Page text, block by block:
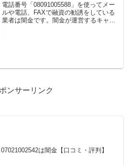
電話番号「08091005588」を使ってメー
ルや電話、FAXで融資の勧誘をしている
業者は闇金です。闇金が運営するキャッ
ンサーリンク
07021002542は闇金【口コミ・評判】